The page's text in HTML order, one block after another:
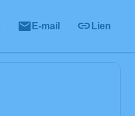
E-mail Lien